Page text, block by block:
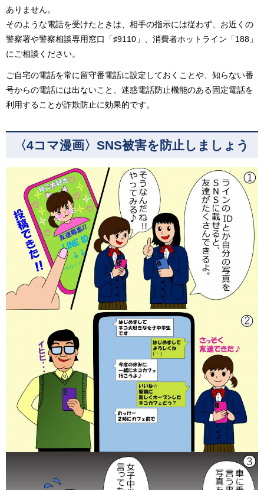
ありません。
そのような電話を受けたときは、相手の指示には従わず、お近くの
警察署や警察相談専用窓口「♯9110」、消費者ホットライン「188」
にご相談ください。
ご自宅の電話を常に留守番電話に設定しておくことや、知らない番
号からの電話には出ないこと、迷惑電話防止機能のある固定電話を
利用することが詐欺防止に効果的です。
〈4コマ漫画〉SNS被害を防止しましょう